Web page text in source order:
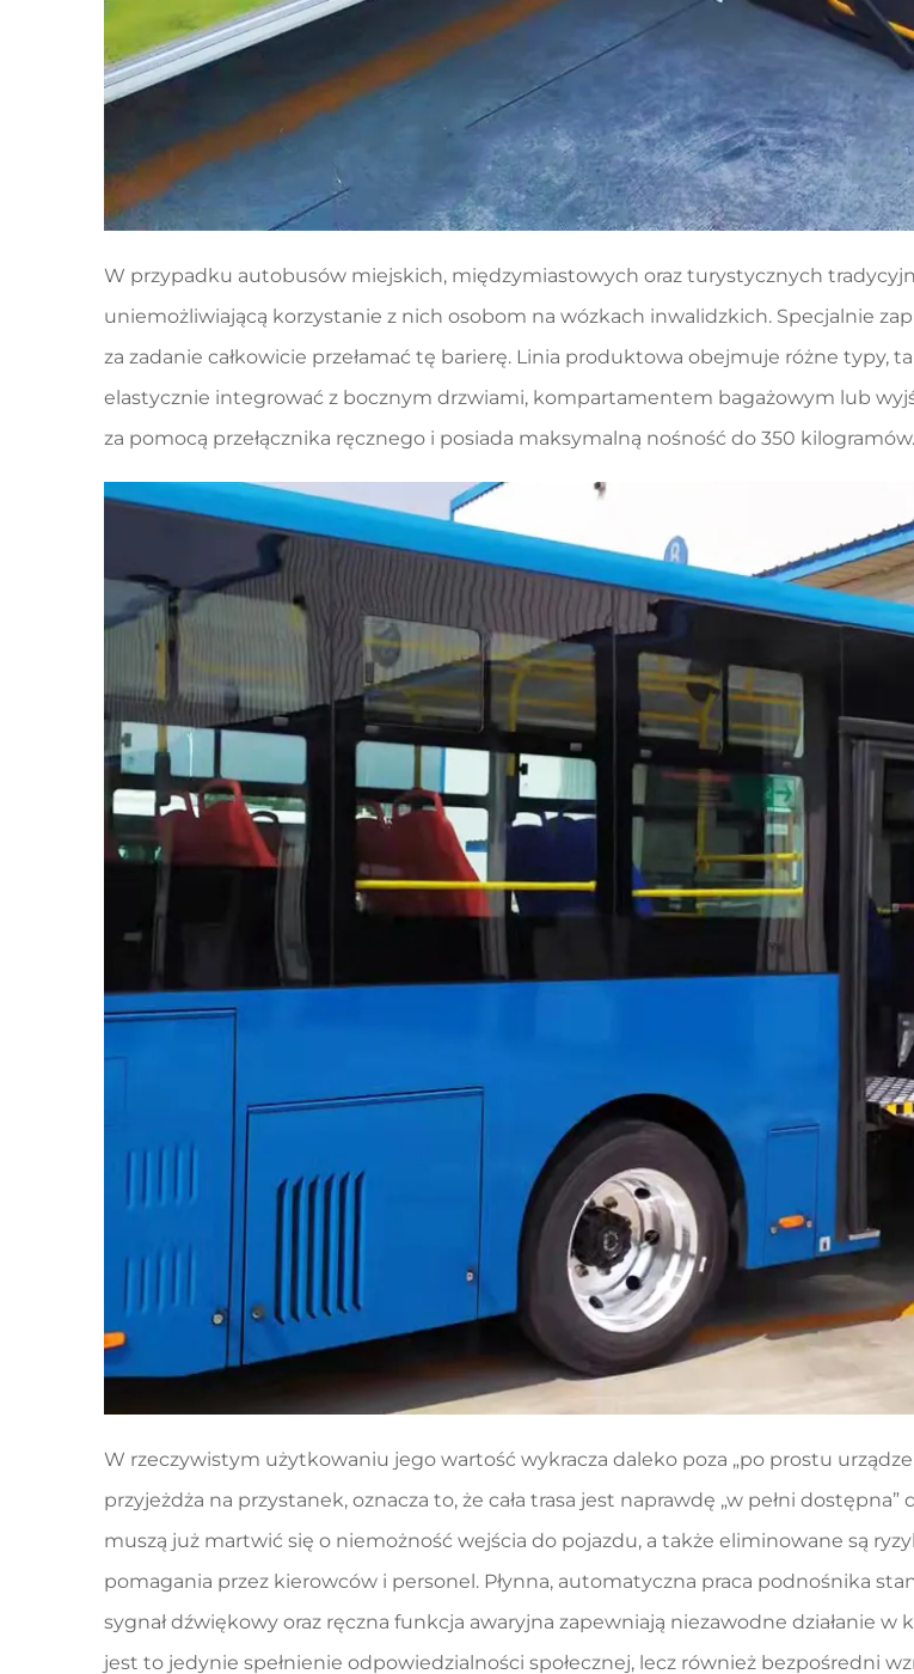
W przypadku autobusów miejskich, międzymiastowych oraz turystycznych
uniemożliwiającą korzystanie z nich osobom na wózkach inwalidzkich. Specjalnie
za zadanie całkowicie przełamać tę barierę. Linia produktowa obejmuje różne
elastycznie integrować z bocznym drzwiami, kompartamentem bagażowym lub
za pomocą przełącznika ręcznego i posiada maksymalną nośność do 350 kilogramów.
W rzeczywistym użytkowaniu jego wartość wykracza daleko poza „po prostu
przyjeżdża na przystanek, oznacza to, że cała trasa jest naprawdę „w pełni
muszą już martwić się o niemożność wejścia do pojazdu, a także eliminowane są
pomagania przez kierowców i personel. Płynna, automatyczna praca podnośnika
sygnał dźwiękowy oraz ręczna funkcja awaryjna zapewniają niezawodne działanie
jest to jedynie spełnienie odpowiedzialności społecznej, lecz również bezpośredni